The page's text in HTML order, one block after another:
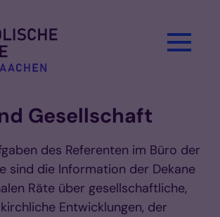
Gesellschaft
des Referenten im Büro der
sind die Information der Dekane
Räte über gesellschaftliche,
Entwicklungen, der